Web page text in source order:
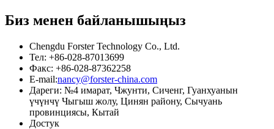
Биз менен байланышыңыз
Chengdu Forster Technology Co., Ltd.
Тел: +86-028-87013699
Факс: +86-028-87362258
E-mail:nancy@forster-china.com
Дареги: №4 имарат, Чжунти, Сиченг, Гуанхуанын
үчүнчү Чыгыш жолу, Цинян району, Сычуань
провинциясы, Кытай
Достук